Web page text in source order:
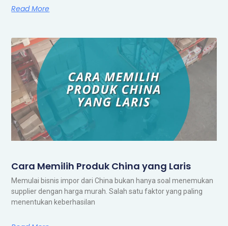
Read More
Cara Memilih Produk China yang Laris
Memulai bisnis impor dari China bukan hanya soal menemukan
supplier dengan harga murah. Salah satu faktor yang paling
menentukan keberhasilan